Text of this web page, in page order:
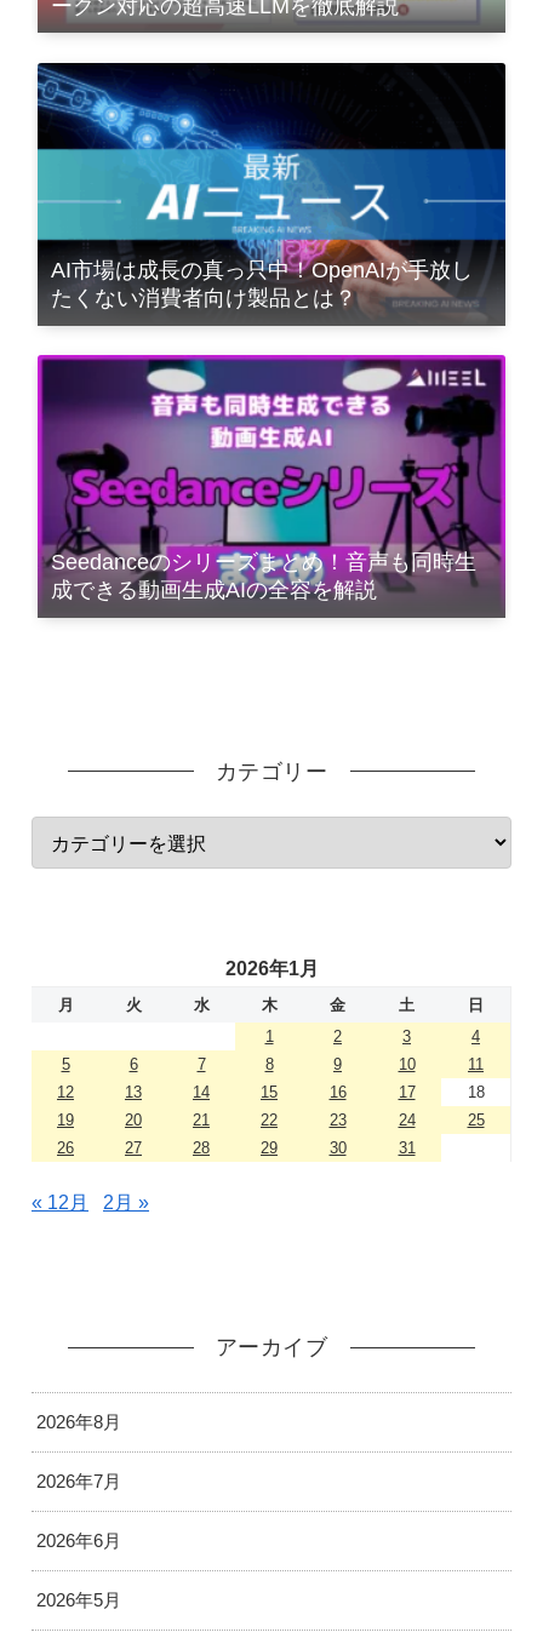
ークン対応の超高速LLMを徹底解説
AI市場は成長の真っ只中！OpenAIが手放し
たくない消費者向け製品とは？
Seedanceのシリーズまとめ！音声も同時生
成できる動画生成AIの全容を解説
カテゴリー
2026年1月
月 火 水 木 金 土
日
1
2 3
4
5
6 7 8 9 10
11
12
13 14 15 16 17
18
19
20 21 22 23 24
25
26
27 28 29 30 31
« 12月 2月 »
アーカイブ
2026年8月
2026年7月
2026年6月
2026年5月